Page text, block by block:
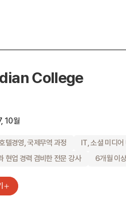
College
10월
텔경영, 국제무역 과정
IT, 소셜 미디
현업 경력 겸비한 전문 강사
6개월 이